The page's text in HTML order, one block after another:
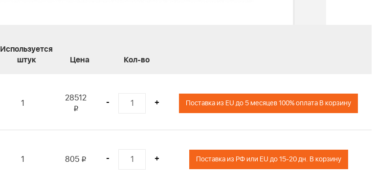
Используется
штук
Цена Кол-во
1 28512
i
- + Поставка из EU до 5 месяцев 100% оплата В корзину
1 805 i - + Поставка из РФ или EU до 15-20 дн. В корзину